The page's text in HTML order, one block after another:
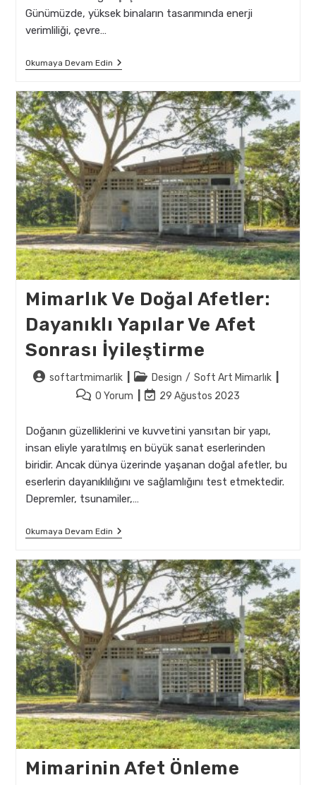
Günümüzde, yüksek binaların tasarımında enerji
verimliliği, çevre…
Okumaya Devam EdinYüksek
Binalar
Gökdelenlerin
Mimari
Trendleri
Mimarlık Ve Doğal Afetler:
Dayanıklı Yapılar Ve Afet
Sonrası İyileştirme
Postsoftartmimarlik
Post
category:
Design / Soft Art Mimarlık
Post0 Yorum
Post
modified:
29 Ağustos 2023
Doğanın güzelliklerini ve kuvvetini yansıtan bir yapı,
insan eliyle yaratılmış en büyük sanat eserlerinden
biridir. Ancak dünya üzerinde yaşanan doğal afetler, bu
eserlerin dayanıklılığını ve sağlamlığını test etmektedir.
Depremler, tsunamiler,…
Okumaya Devam EdinMimarlık
Afetler:
Dayanıklı
Yapılar
Ve
Afet
Sonrası
İyileştirme
Mimarinin Afet Önleme